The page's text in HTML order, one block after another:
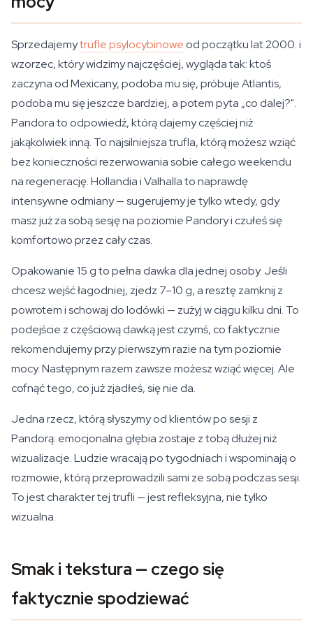
Sprzedajemytrufle psylocybinowe od początku lat 2000. i
wzorzec, który widzimy najczęściej, wygląda tak: ktoś
zaczyna od Mexicany, podoba mu się, próbuje Atlantis,
podoba mu się jeszcze bardziej, a potem pyta „co dalej?".
Pandora to odpowiedź, którą dajemy częściej niż
jakąkolwiek inną. To najsilniejsza trufla, którą możesz wziąć
bez konieczności rezerwowania sobie całego weekendu
na regenerację. Hollandia i Valhalla to naprawdę
intensywne odmiany — sugerujemy je tylko wtedy, gdy
masz już za sobą sesję na poziomie Pandory i czułeś się
komfortowo przez cały czas.
Opakowanie 15 g to pełna dawka dla jednej osoby. Jeśli
chcesz wejść łagodniej, zjedz 7–10 g, a resztę zamknij z
powrotem i schowaj do lodówki — zużyj w ciągu kilku dni. To
podejście z częściową dawką jest czymś, co faktycznie
rekomendujemy przy pierwszym razie na tym poziomie
mocy. Następnym razem zawsze możesz wziąć więcej. Ale
cofnąć tego, co już zjadłeś, się nie da.
Jedna rzecz, którą słyszymy od klientów po sesji z
Pandorą: emocjonalna głębia zostaje z tobą dłużej niż
wizualizacje. Ludzie wracają po tygodniach i wspominają o
rozmowie, którą przeprowadzili sami ze sobą podczas sesji.
To jest charakter tej trufli — jest refleksyjna, nie tylko
wizualna.
Smak i tekstura — czego się
faktycznie spodziewać